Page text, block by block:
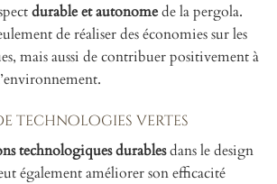
durable et autonomede la pergola.
de réaliser des économies sur les
mais aussi de contribuer positivement à
technologies vertes
technologiques durablesdans le design
également améliorer son efficacité